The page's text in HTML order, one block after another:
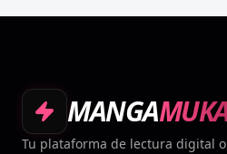
MANGA
Tu plataforma de lectura digital